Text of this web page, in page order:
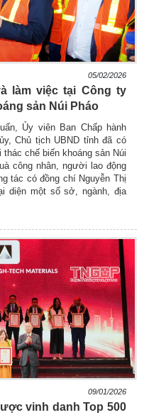
05/02/2026
làm việc tại Công ty
sản Núi Pháo
Ủy viên Ban Chấp hành
Chủ tịch UBND tỉnh đã có
chế biến khoáng sản Núi
công nhân, người lao động
tác có đồng chí Nguyễn Thị
diện một số sở, ngành, địa
09/01/2026
vinh danh Top 500